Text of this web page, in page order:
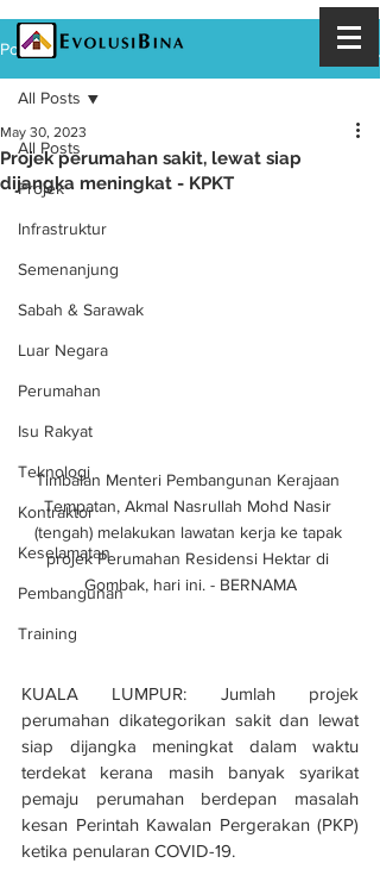
Post
All Posts
Projek
Infrastruktur
Semenanjung
Sabah & Sarawak
Luar Negara
Perumahan
Isu Rakyat
Teknologi
Kontraktor
Keselamatan
Pembangunan
Training
All Posts
Projek perumahan sakit, lewat siap
dijangka meningkat - KPKT
May 30, 2023
Timbalan Menteri Pembangunan Kerajaan
Tempatan, Akmal Nasrullah Mohd Nasir
(tengah) melakukan lawatan kerja ke tapak
projek Perumahan Residensi Hektar di
Gombak, hari ini. - BERNAMA
KUALA LUMPUR: Jumlah projek
perumahan dikategorikan sakit dan lewat
siap dijangka meningkat dalam waktu
terdekat kerana masih banyak syarikat
pemaju perumahan berdepan masalah
kesan Perintah Kawalan Pergerakan (PKP)
ketika penularan COVID-19.